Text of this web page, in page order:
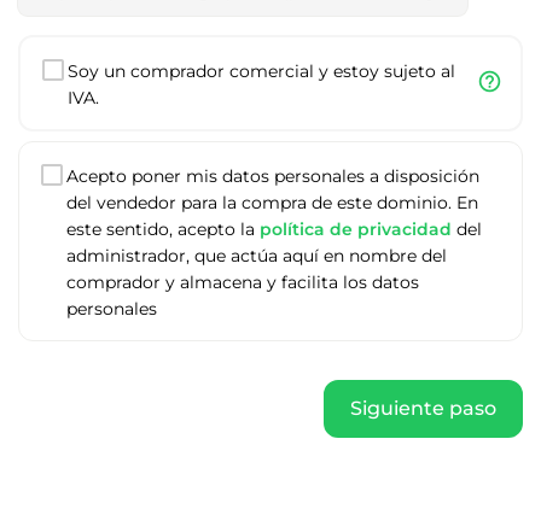
Soy un comprador comercial y estoy sujeto al
IVA.
help_outline
Acepto poner mis datos personales a disposición
del vendedor para la compra de este dominio. En
este sentido, acepto la política de privacidad del
administrador, que actúa aquí en nombre del
comprador y almacena y facilita los datos
personales
Siguiente paso